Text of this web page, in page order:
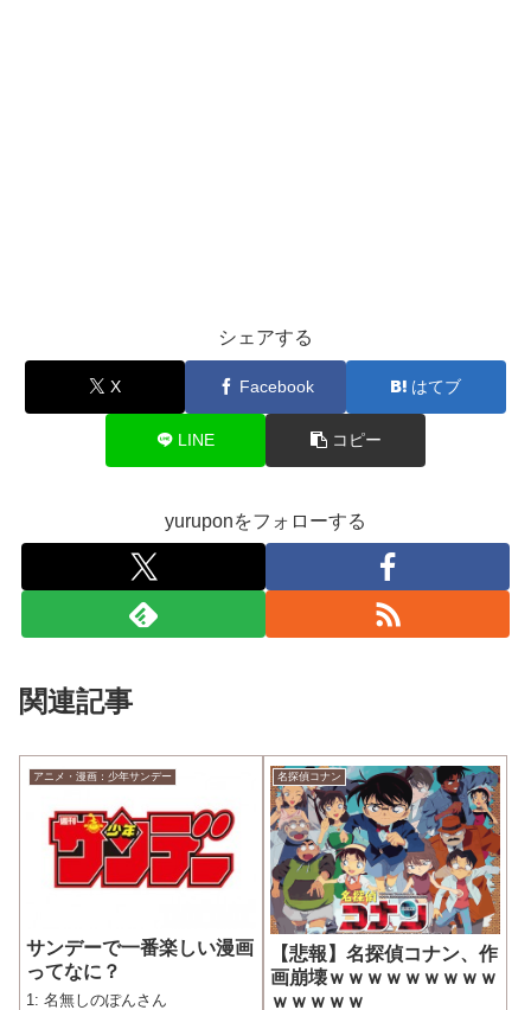
シェアする
X Facebook はてブ
LINE コピー
yuruponをフォローする
関連記事
アニメ・漫画：少年サンデー
サンデーで一番楽しい漫画
ってなに？
1: 名無しのぽんさん
名探偵コナン
【悲報】名探偵コナン、作
画崩壊ｗｗｗｗｗｗｗｗｗ
ｗｗｗｗｗ